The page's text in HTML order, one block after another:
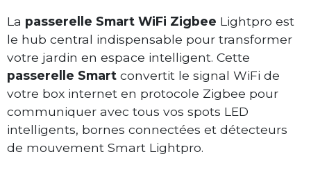
La passerelle Smart WiFi Zigbee Lightpro est
le hub central indispensable pour transformer
votre jardin en espace intelligent. Cette
passerelle Smart convertit le signal WiFi de
votre box internet en protocole Zigbee pour
communiquer avec tous vos spots LED
intelligents, bornes connectées et détecteurs
de mouvement Smart Lightpro.